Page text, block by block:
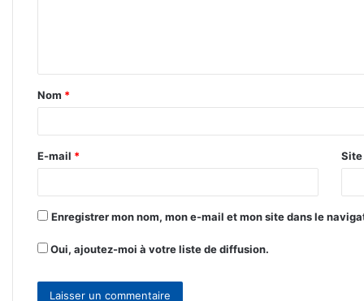
t
a
e
*
Nom *
E-mail *
Enregistrer mon nom, mon e-mail et mon site dans le
Oui, ajoutez-moi à votre liste de diffusion.